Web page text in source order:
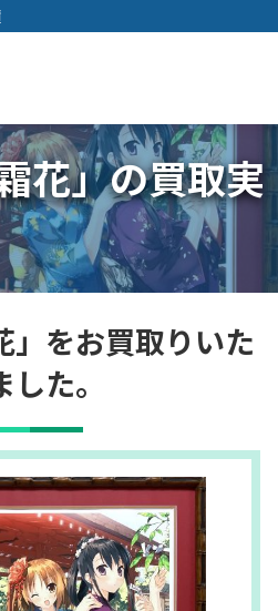
容
キ
ッ
プ
花」の買取実
」をお買取りいた
した。